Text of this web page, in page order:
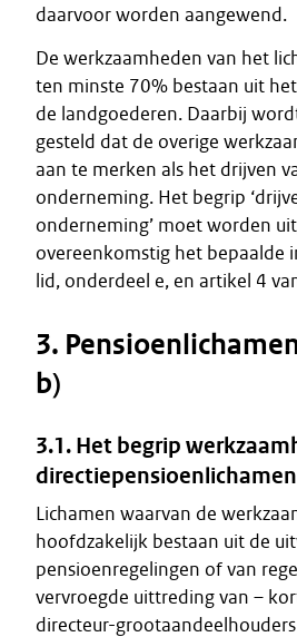
daarvoor worden aangewend.
De werkzaamheden van het
ten minste 70% bestaan uit
de landgoederen. Daarbij
gesteld dat de overige
aan te merken als het drijven
onderneming. Het begrip
onderneming’ moet worden
overeenkomstig het bepaalde
lid, onderdeel e, en artikel 4
3.
b)
3.1. Het begrip
directiepensioenlichamen
Lichamen waarvan de
hoofdzakelijk bestaan uit de
pensioenregelingen of van
vervroegde uittreding van –
directeur-